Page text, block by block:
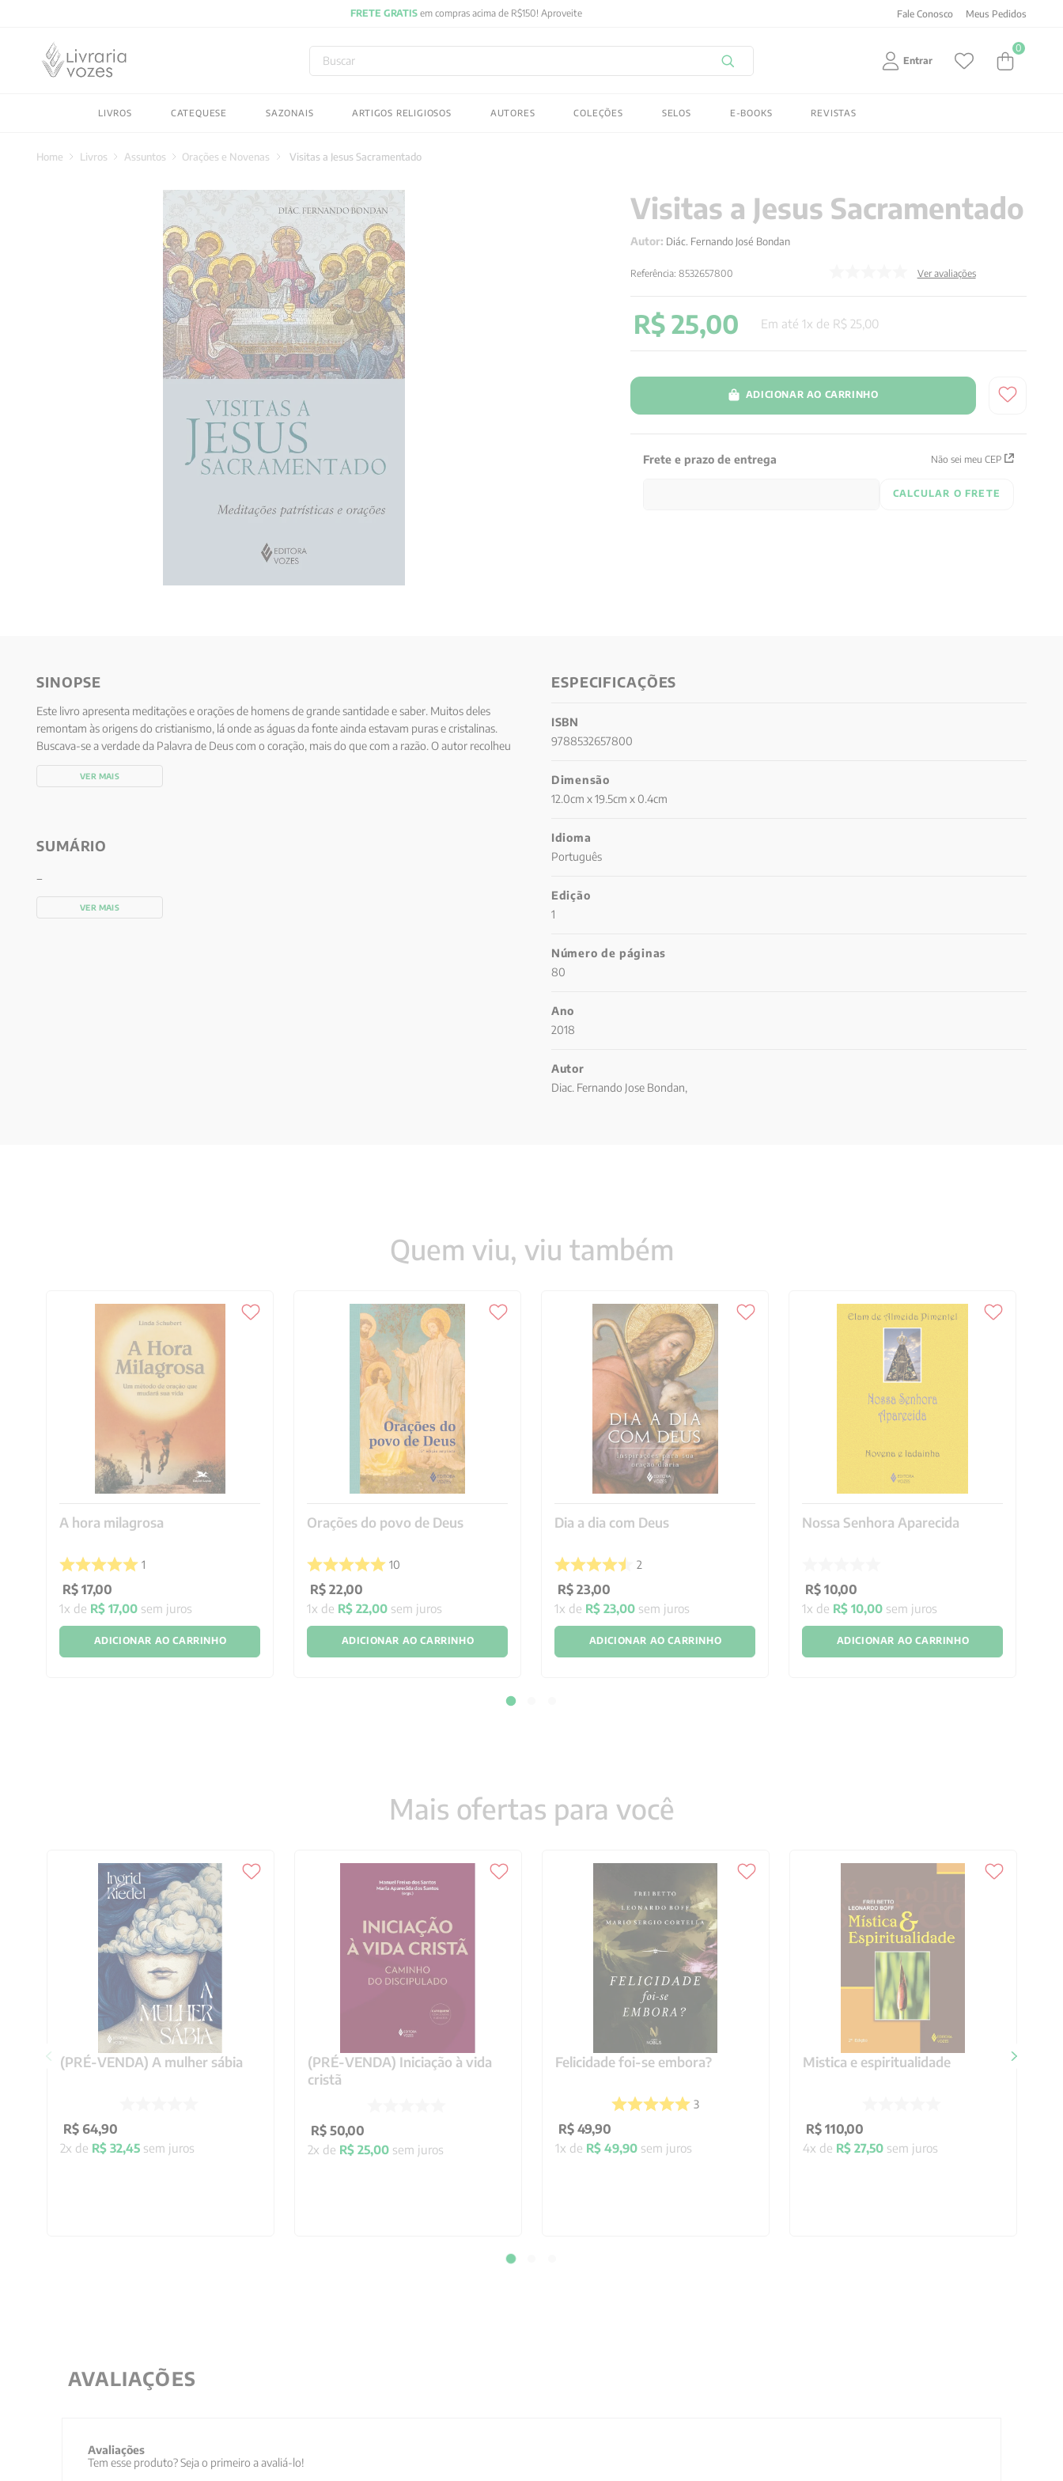
FRETE GRATISem compras acima de R$150! Aproveite Fale Conosco Meus Pedidos
Buscar
Entrar
0
LIVROS CATEQUESE SAZONAIS ARTIGOS RELIGIOSOS AUTORES COLEÇÕES SELOS E-BOOKS REVISTAS
Livros Assuntos Orações e Novenas Visitas a Jesus Sacramentado
Visitas a Jesus Sacramentado
Autor: Diác. Fernando José Bondan
Referência:8532657800 Ver avaliações
R$ 25,00 Em até1x de R$ 25 00
ADICIONAR AO CARRINHO
Frete e prazo de entrega Não sei meu CEP
CALCULAR O FRETE
SINOPSE
Este livro apresenta meditações e orações de homens de grande santidade e saber. Muitos deles
remontam às origens do cristianismo, lá onde as águas da fonte ainda estavam puras e cristalinas.
Buscava-se a verdade da Palavra de Deus com o coração, mais do que com a razão. O autor recolheu
alguns desses textos patrísticos para que o leitor possa meditar sobre tão grande mistério cada vez
que estiver diante de Jesus sacramentado. Para que as “visitas” ao santíssimo sacramento sejam
VER MAIS
SUMÁRIO
VER MAIS
ESPECIFICAÇÕES
ISBN
9788532657800
Dimensão
12.0cm x 19.5cm x 0.4cm
Idioma
Português
Edição
1
Número de páginas
80
Ano
2018
Autor
Diac. Fernando Jose Bondan,
Quem viu, viu também
A hora milagrosa
1
R$ 17,00
1x de R$ 17,00 sem juros
ADICIONAR AO CARRINHO
Orações do povo de Deus
10
R$ 22,00
1x de R$ 22,00 sem juros
ADICIONAR AO CARRINHO
Dia a dia com Deus
2
R$ 23,00
1x de R$ 23,00 sem juros
ADICIONAR AO CARRINHO
Nossa Senhora Aparecida
R$ 10,00
1x de R$ 10,00 sem juros
ADICIONAR AO CARRINHO
Mais ofertas para você
(PRÉ-VENDA) A mulher sábia
R$ 64,90
2x de R$ 32,45sem juros
(PRÉ-VENDA) Iniciação à vida
cristã
R$ 50,00
2x de R$ 25,00sem juros
Felicidade foi-se embora?
3
R$ 49,90
1x de R$ 49,90sem juros
Mistica e espiritualidade
R$ 110,00
4x de R$ 27,50sem juros
AVALIAÇÕES
Avaliações
Tem esse produto? Seja o primeiro a avaliá-lo!
2027
byung chul han
6º pré venda
7º biblia
8º anselm grun
9º aristoteles
10º psicologia